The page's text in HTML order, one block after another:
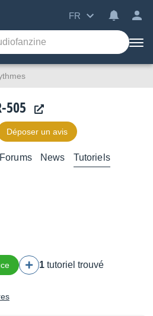
FR
505
Déposer un avis
Forums News Tutoriels
1 tutoriel trouvé